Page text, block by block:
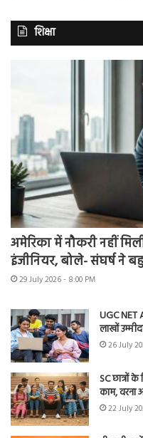
शिक्षा
अमेरिका में नौकरी नहीं
इंजीनियर, बोले- संघर्ष ने
29 July 2026 - 8:00 PM
UGC NET
लाखों
26 July
SC छात्रों
काम,
22 July